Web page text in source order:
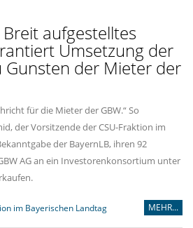
aufgestelltes
Umsetzung der
Gunsten der Mieter der
für die Mieter der GBW.“ So
der Vorsitzende der CSU-Fraktion im
der BayernLB, ihren 92
AG an ein Investorenkonsortium unter
im Bayerischen Landtag MEHR...